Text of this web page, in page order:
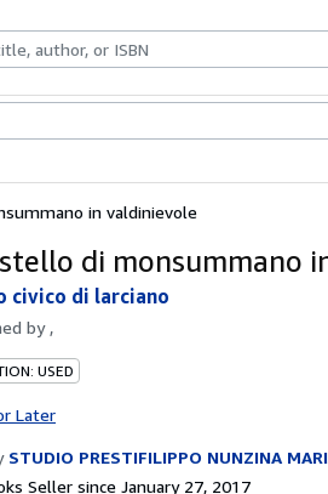
in valdinievole
di monsummano
civico di larciano
by ,
USED
Later
STUDIO PRESTIFILIPPO NUNZINA
Seller since January 27, 2017